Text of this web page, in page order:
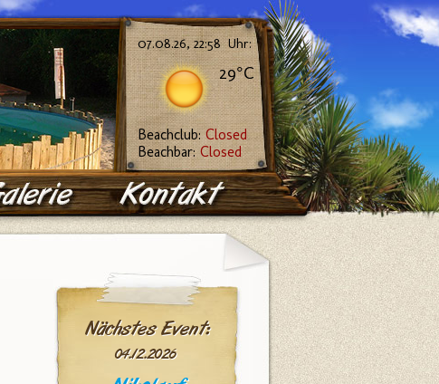
07.08.26, 22:58 Uhr:
29°C
Beachclub:Closed
Beachbar: Closed
Nächstes Event:
04.12.2026